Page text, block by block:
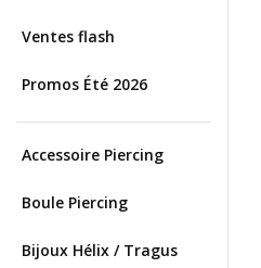
Ventes flash
Promos Été 2026
Accessoire Piercing
Boule Piercing
Bijoux Hélix / Tragus